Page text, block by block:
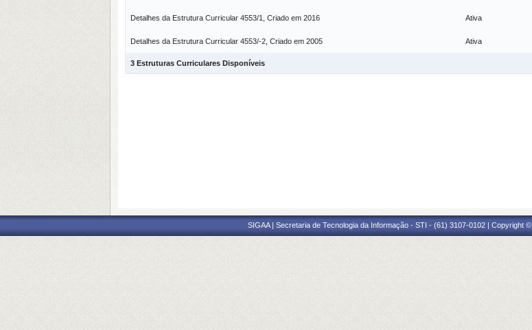
Detalhes da Estrutura Curricular 4553/1, Criado em 2016 Ativa
Detalhes da Estrutura Curricular 4553/-2, Criado em 2005 Ativa
3 Estruturas Curriculares Disponíveis
SIGAA | Secretaria de Tecnologia da Informação - STI - (61) 3107-0102 | Copyright